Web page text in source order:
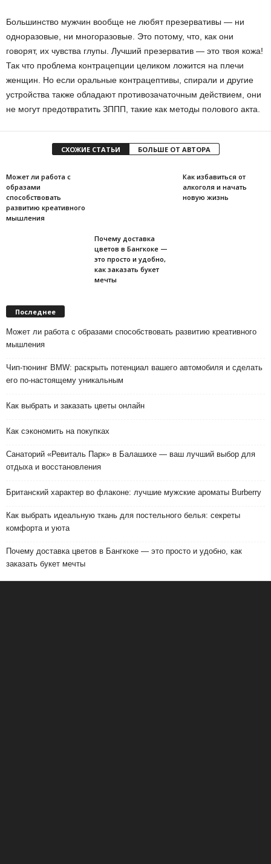
Большинство мужчин вообще не любят презервативы — ни
одноразовые, ни многоразовые. Это потому, что, как они
говорят, их чувства глупы. Лучший презерватив — это твоя кожа!
Так что проблема контрацепции целиком ложится на плечи
женщин. Но если оральные контрацептивы, спирали и другие
устройства также обладают противозачаточным действием, они
не могут предотвратить ЗППП, такие как методы полового акта.
СХОЖИЕ СТАТЬИ БОЛЬШЕ ОТ АВТОРА
Может ли работа с
образами
способствовать
развитию креативного
мышления
Почему доставка
цветов в Бангкоке —
это просто и удобно,
как заказать букет
мечты
Как избавиться от
алкоголя и начать
новую жизнь
Последнее
Может ли работа с образами способствовать развитию креативного
мышления
Чип-тюнинг BMW: раскрыть потенциал вашего автомобиля и сделать
его по-настоящему уникальным
Как выбрать и заказать цветы онлайн
Как сэкономить на покупках
Санаторий «Ревиталь Парк» в Балашихе — ваш лучший выбор для
отдыха и восстановления
Британский характер во флаконе: лучшие мужские ароматы Burberry
Как выбрать идеальную ткань для постельного белья: секреты
комфорта и уюта
Почему доставка цветов в Бангкоке — это просто и удобно, как
заказать букет мечты